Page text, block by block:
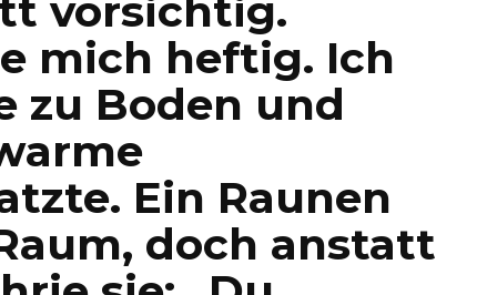
vorsichtig.
mich heftig. Ich
zu Boden und
Ein Raunen
doch anstatt